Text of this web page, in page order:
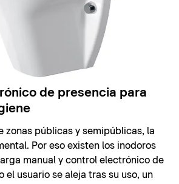
de presencia para
zonas públicas y semipúblicas, la
Por eso existen los inodoros
manual y control electrónico de
el usuario se aleja tras su uso, un